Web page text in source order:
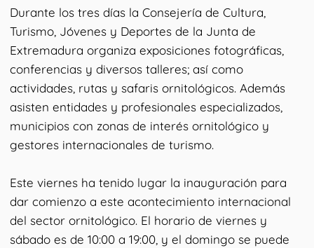
Durante los tres días la Consejería de Cultura,
Turismo, Jóvenes y Deportes de la Junta de
Extremadura organiza exposiciones fotográficas,
conferencias y diversos talleres; así como
actividades, rutas y safaris ornitológicos. Además
asisten entidades y profesionales especializados,
municipios con zonas de interés ornitológico y
gestores internacionales de turismo.
Este viernes ha tenido lugar la inauguración para
dar comienzo a este acontecimiento internacional
del sector ornitológico. El horario de viernes y
sábado es de 10:00 a 19:00, y el domingo se puede